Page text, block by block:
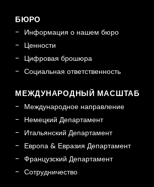
БЮРО
Информация о нашем бюро
Ценности
Цифровая брошюра
Социальная ответственность
МЕЖДУНАРОДНЫЙ МАСШТАБ
Международное направление
Немецкий Департамент
Итальянский Департамент
Европа & Евразия Департамент
Французский Департамент
Сотрудничество